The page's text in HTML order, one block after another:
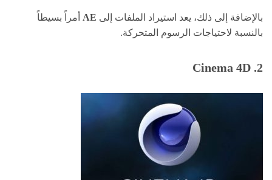
بالإضافة إلى ذلك، يعد استيراد الملفات إلى AE أمراً بسيطاً
بالنسبة لاحتياجات الرسوم المتحركة.
2. Cinema 4D